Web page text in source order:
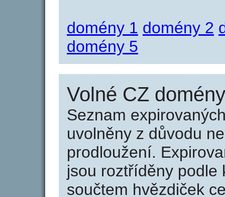
domény 1 domény 2
domény 5
Volné CZ
Seznam
uvolněny z důvodu
prodloužení.
jsou roztříděny podle
součtem hvězdiček